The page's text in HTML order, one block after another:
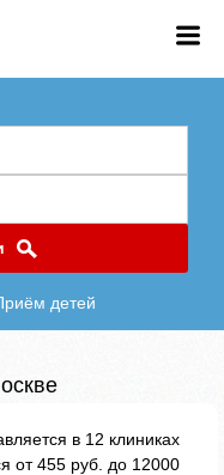
детей
в 12 клиниках
от 455 руб. до 12000